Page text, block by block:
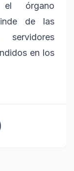
el órgano
de las
en los